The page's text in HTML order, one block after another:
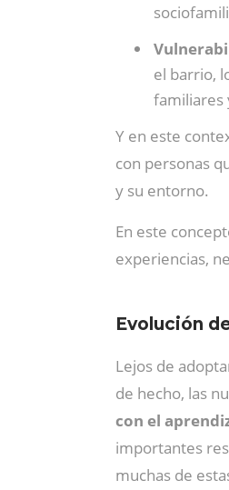
el barrio,
familiares
Y en este
con personas
y su entorno.
En este
experiencias,
Evolución
Lejos de
de hecho, las
con el
importantes
muchas de